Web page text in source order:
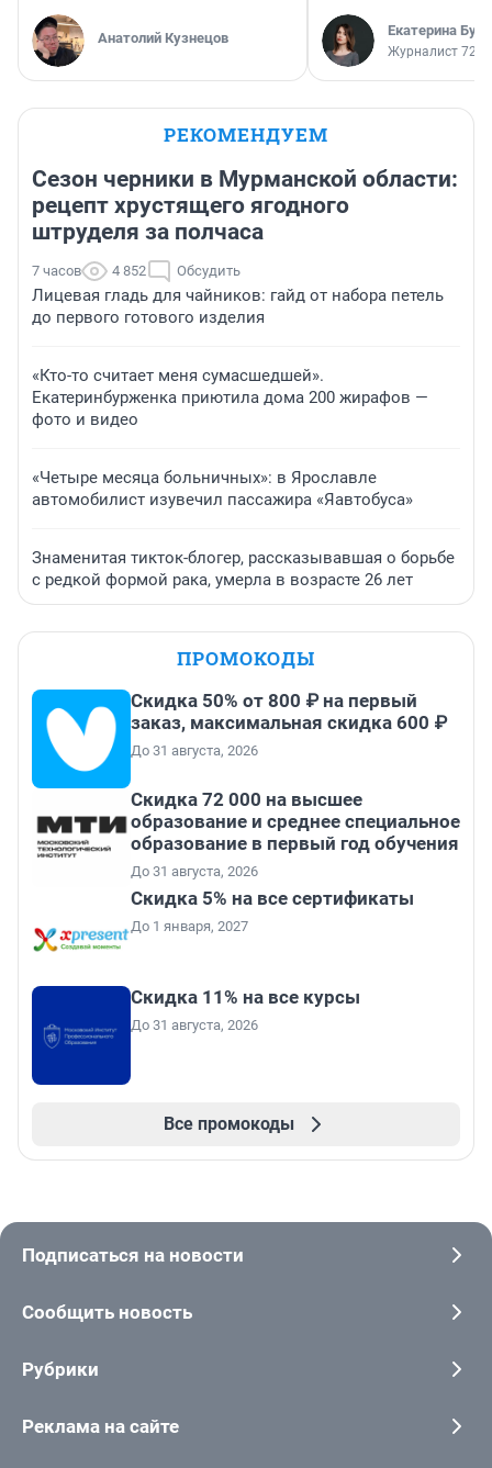
Анатолий Кузнецов Екатерина
Журналист
РЕКОМЕНДУЕМ
Сезон черники в Мурманской области:
рецепт хрустящего ягодного
штруделя за полчаса
7 часов 4 852 Обсудить
Лицевая гладь для чайников: гайд от набора петель
до первого готового изделия
«Кто-то считает меня сумасшедшей».
Екатеринбурженка приютила дома 200 жирафов —
фото и видео
«Четыре месяца больничных»: в Ярославле
автомобилист изувечил пассажира «Яавтобуса»
Знаменитая тикток-блогер, рассказывавшая о борьбе
с редкой формой рака, умерла в возрасте 26 лет
ПРОМОКОДЫ
Скидка 50% от 800 ₽ на первый
заказ, максимальная скидка 600 ₽
До 31 августа, 2026
Скидка 72 000 на высшее
образование и среднее специальное
образование в первый год обучения
До 31 августа, 2026
Скидка 5% на все сертификаты
До 1 января, 2027
Скидка 11% на все курсы
До 31 августа, 2026
Все промокоды
Подписаться на новости
Сообщить новость
Рубрики
Реклама на сайте